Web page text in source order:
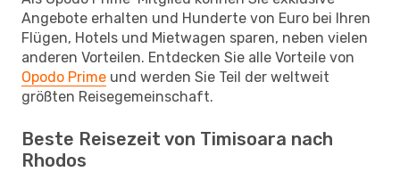
Angebote erhalten und Hunderte von Euro bei Ihren
Flügen, Hotels und Mietwagen sparen, neben vielen
anderen Vorteilen. Entdecken Sie alle Vorteile von
Opodo Prime und werden Sie Teil der weltweit
größten Reisegemeinschaft.
Beste Reisezeit von Timisoara nach
Rhodos